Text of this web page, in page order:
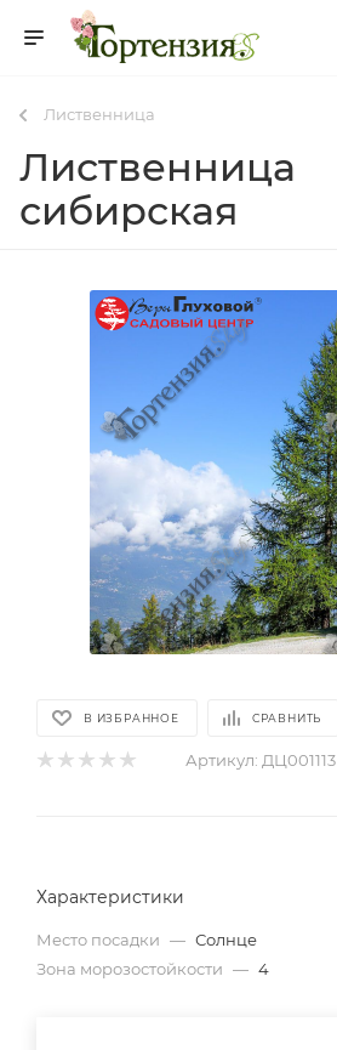
Лиственница
Лиственница
сибирская
В ИЗБРАННОЕ СРАВНИТЬ
Артикул: ДЦ001113
Характеристики
Место посадки — Солнце
Зона морозостойкости — 4